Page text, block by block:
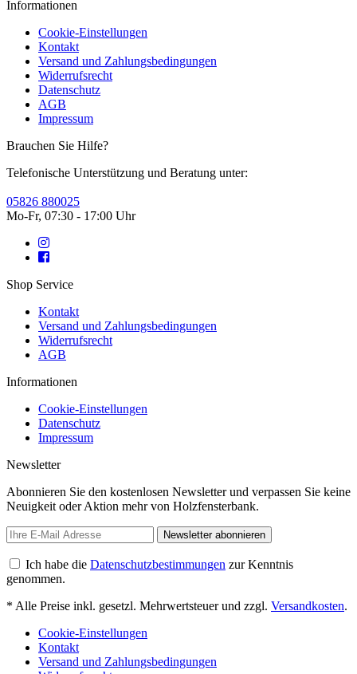
Informationen
Cookie-Einstellungen
Kontakt
Versand und Zahlungsbedingungen
Widerrufsrecht
Datenschutz
AGB
Impressum
Brauchen Sie Hilfe?
Telefonische Unterstützung und Beratung unter:
05826 880025
Mo-Fr, 07:30 - 17:00 Uhr
Shop Service
Kontakt
Versand und Zahlungsbedingungen
Widerrufsrecht
AGB
Informationen
Cookie-Einstellungen
Datenschutz
Impressum
Newsletter
Abonnieren Sie den kostenlosen Newsletter und verpassen Sie keine
Neuigkeit oder Aktion mehr von Holzfensterbank.
Newsletter abonnieren
Ich habe die Datenschutzbestimmungen zur Kenntnis
genommen.
* Alle Preise inkl. gesetzl. Mehrwertsteuer und zzgl. Versandkosten.
Cookie-Einstellungen
Kontakt
Versand und Zahlungsbedingungen